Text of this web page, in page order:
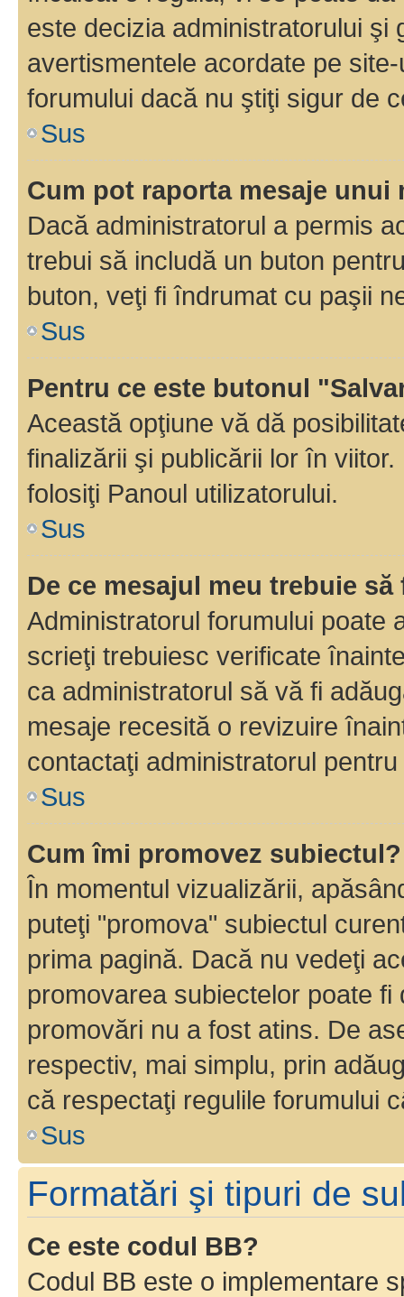
este decizia administratorului şi
avertismentele acordate pe
forumului dacă nu ştiţi sigur de
Sus
Cum pot raporta mesaje unui
Dacă administratorul a permis
trebui să includă un buton
buton, veţi fi îndrumat cu paşii
Sus
Pentru ce este butonul
Această opţiune vă dă
finalizării şi publicării lor în
folosiţi Panoul utilizatorului.
Sus
De ce mesajul meu trebuie
Administratorul forumului poate
scrieţi trebuiesc verificate
ca administratorul să vă fi
mesaje recesită o revizuire
contactaţi administratorul
Sus
Cum îmi promovez subiectul?
În momentul vizualizării,
puteţi "promova" subiectul
prima pagină. Dacă nu vedeţi
promovarea subiectelor poate
promovări nu a fost atins. De
respectiv, mai simplu, prin
că respectaţi regulile forumului
Sus
Formatări şi tipuri de
Ce este codul BB?
Codul BB este o implementare